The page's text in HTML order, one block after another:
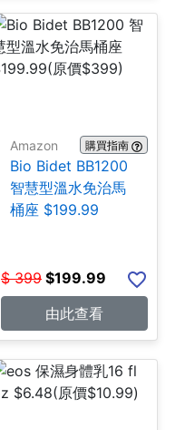
Amazon 購買指南
Bio Bidet BB1200
智慧型溫水免治馬
桶座 $199.99
$ 399 $199.99
由此查看